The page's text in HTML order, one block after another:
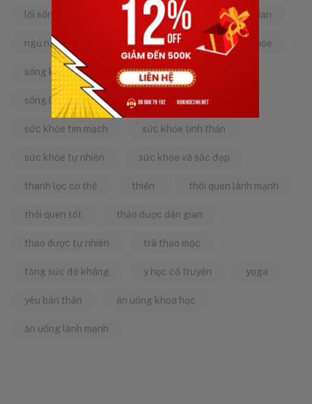
lối sống lành mạnh mật ong mẹo dân gian
ngủ ngon năng lượng tích cực sống khỏe
sống khỏe mỗi ngày sống khỏe đẹp
sống lành mạnh sống tích cực
sức khỏe tim mạch sức khỏe tinh thần
sức khỏe tự nhiên sức khỏe và sắc đẹp
thanh lọc cơ thể thiền thói quen lành mạnh
thói quen tốt thảo dược dân gian
thảo dược tự nhiên trà thảo mộc
tăng sức đề kháng y học cổ truyền yoga
yêu bản thân ăn uống khoa học
ăn uống lành mạnh